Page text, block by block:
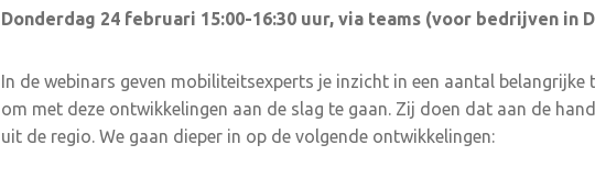
Donderdag 24 februari 15:00-16:30 uur, via teams (voor bedrijven in
In de webinars geven mobiliteitsexperts je inzicht in een aantal
om met deze ontwikkelingen aan de slag te gaan. Zij doen dat aan de
uit de regio. We gaan dieper in op de volgende ontwikkelingen: